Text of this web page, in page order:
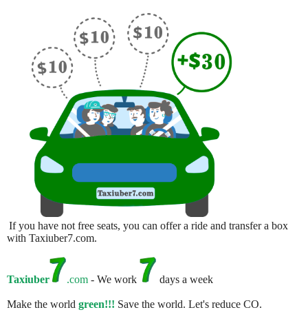
If you have not free seats, you can offer a ride and transfer a box
with Taxiuber7.com.
Taxiuber .com - We work days a week
Make the world green!!! Save the world. Let's reduce CO.